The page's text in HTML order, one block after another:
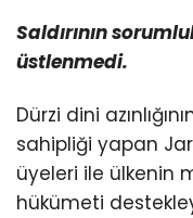
Saldırının
üstlenmedi.
Dürzi dini
sahipliği yapan
üyeleri ile ülkenin
hükümeti